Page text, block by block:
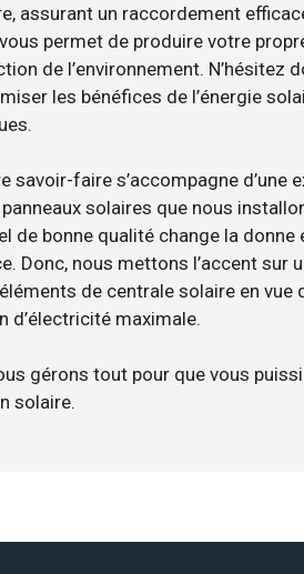
assurant un raccordement
permet de produire votre
de l’environnement. N’hésitez
les bénéfices de l’énergie
savoir-faire s’accompagne d’une
solaires que nous
de bonne qualité change la
Donc, nous mettons l’accent sur
de centrale solaire en vue
d’électricité maximale.
gérons tout pour que vous
solaire.